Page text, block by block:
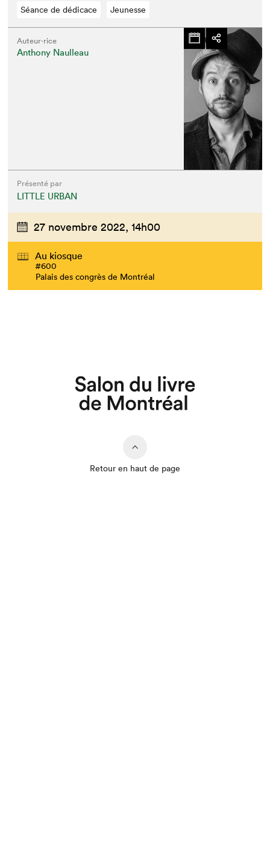
Que cherchez-vous?
Séance de dédicace Jeunesse
Auteur·rice
Anthony Naulleau
Présenté par
LITTLE URBAN
27 novembre 2022, 14h00
Au kiosque
#600
Palais des congrès de Montréal
Retour en haut de page